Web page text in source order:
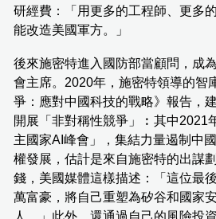
研經費：「用更多的工程師、更多
能改造美國軍方。」
後來施密特進入國防部當顧問，成
會主席。2020年，施密特領導的智
爭：應對中國科技的戰略》報告，
開展「非對稱性競爭」︰其中2021
主國家AI峰會」，集結力量遏制中
權發展，估計是來自施密特的出謀
錢，美國媒體這樣描述：「這位最
萬富豪，將自己重塑為矽谷和國家